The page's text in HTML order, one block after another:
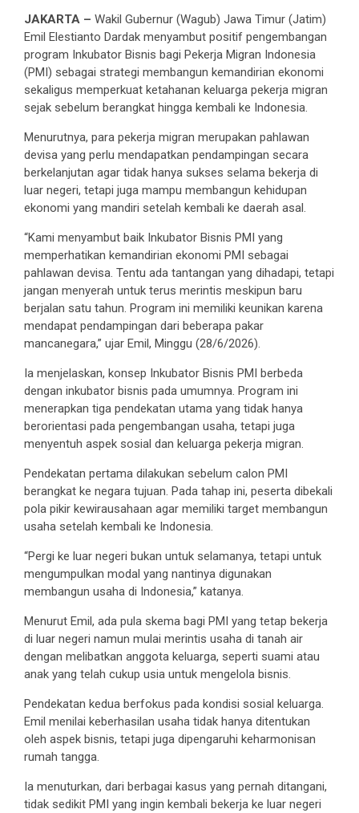
JAKARTA – Wakil Gubernur (Wagub) Jawa Timur (Jatim)
Emil Elestianto Dardak menyambut positif pengembangan
program Inkubator Bisnis bagi Pekerja Migran Indonesia
(PMI) sebagai strategi membangun kemandirian ekonomi
sekaligus memperkuat ketahanan keluarga pekerja migran
sejak sebelum berangkat hingga kembali ke Indonesia.
Menurutnya, para pekerja migran merupakan pahlawan
devisa yang perlu mendapatkan pendampingan secara
berkelanjutan agar tidak hanya sukses selama bekerja di
luar negeri, tetapi juga mampu membangun kehidupan
ekonomi yang mandiri setelah kembali ke daerah asal.
“Kami menyambut baik Inkubator Bisnis PMI yang
memperhatikan kemandirian ekonomi PMI sebagai
pahlawan devisa. Tentu ada tantangan yang dihadapi, tetapi
jangan menyerah untuk terus merintis meskipun baru
berjalan satu tahun. Program ini memiliki keunikan karena
mendapat pendampingan dari beberapa pakar
mancanegara,” ujar Emil, Minggu (28/6/2026).
Ia menjelaskan, konsep Inkubator Bisnis PMI berbeda
dengan inkubator bisnis pada umumnya. Program ini
menerapkan tiga pendekatan utama yang tidak hanya
berorientasi pada pengembangan usaha, tetapi juga
menyentuh aspek sosial dan keluarga pekerja migran.
Pendekatan pertama dilakukan sebelum calon PMI
berangkat ke negara tujuan. Pada tahap ini, peserta dibekali
pola pikir kewirausahaan agar memiliki target membangun
usaha setelah kembali ke Indonesia.
“Pergi ke luar negeri bukan untuk selamanya, tetapi untuk
mengumpulkan modal yang nantinya digunakan
membangun usaha di Indonesia,” katanya.
Menurut Emil, ada pula skema bagi PMI yang tetap bekerja
di luar negeri namun mulai merintis usaha di tanah air
dengan melibatkan anggota keluarga, seperti suami atau
anak yang telah cukup usia untuk mengelola bisnis.
Pendekatan kedua berfokus pada kondisi sosial keluarga.
Emil menilai keberhasilan usaha tidak hanya ditentukan
oleh aspek bisnis, tetapi juga dipengaruhi keharmonisan
rumah tangga.
Ia menuturkan, dari berbagai kasus yang pernah ditangani,
tidak sedikit PMI yang ingin kembali bekerja ke luar negeri